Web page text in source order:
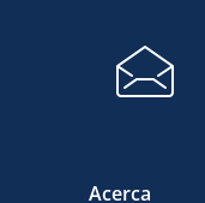
Acerca